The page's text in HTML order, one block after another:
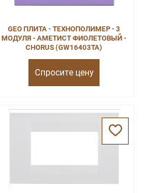
GEO ПЛИТА - ТЕХНОПОЛИМЕР - 3
МОДУЛЯ - АМЕТИСТ ФИОЛЕТОВЫЙ -
CHORUS (GW16403TA)
Спросите цену